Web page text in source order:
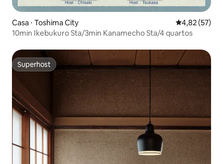
Casa ⋅ Toshima City 4,82 de uma
4,82 (57)
10min Ikebukuro Sta/3min Kanamecho Sta/4 quartos
Superhost
Superhost